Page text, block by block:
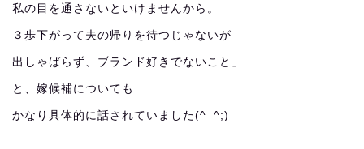
私の目を通さないといけませんから。
３歩下がって夫の帰りを待つじゃないが
出しゃばらず、ブランド好きでないこと」
と、嫁候補についても
かなり具体的に話されていました(^_^;)